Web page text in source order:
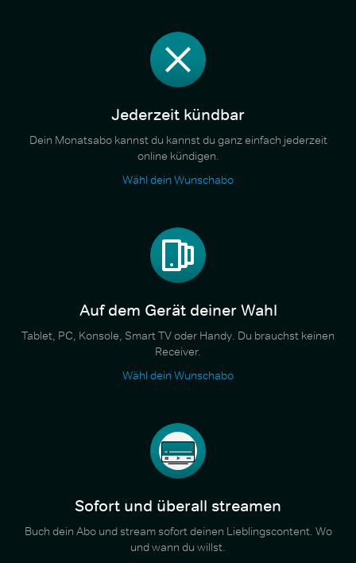
Jederzeit kündbar
Dein Monatsabo kannst du kannst du ganz einfach jederzeit
online kündigen.
Wähl dein Wunschabo
Auf dem Gerät deiner Wahl
Tablet, PC, Konsole, Smart TV oder Handy. Du brauchst keinen
Receiver.
Wähl dein Wunschabo
Sofort und überall streamen
Buch dein Abo und stream sofort deinen Lieblingscontent. Wo
und wann du willst.